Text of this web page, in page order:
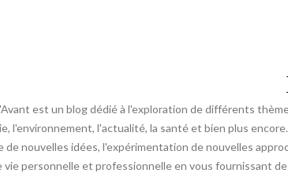
est un blog dédié à l'exploration de différents
l'environnement, l'actualité, la santé et bien plus
de nouvelles idées, l'expérimentation de nouvelles
vie personnelle et professionnelle en vous fournissant